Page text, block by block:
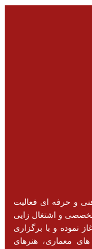
و حرفه ای فعالیت
کار تخصصی و اشتغال زایی
نموده و با برگزاری
معماری، هنرهای